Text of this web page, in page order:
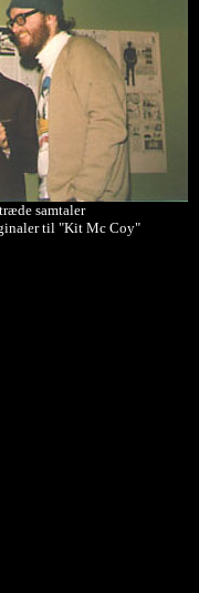
samtaler
til "Kit Mc Coy"